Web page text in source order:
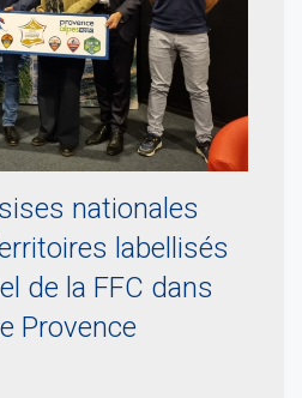
nationales
labellisés
de la FFC dans
Provence